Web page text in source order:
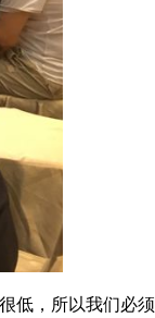
，所以我们必须